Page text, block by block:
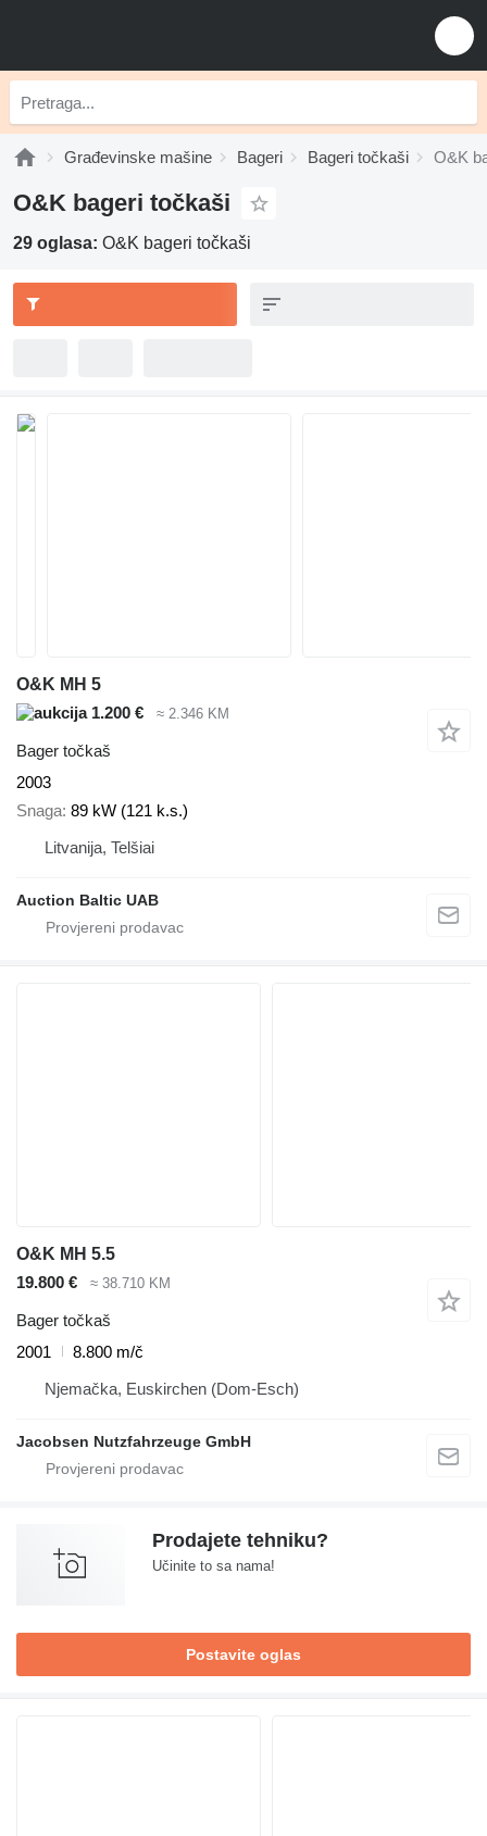
Građevinske mašine Bageri Bageri točkaši O&K
O&K bageri točkaši
29 oglasa: O&K bageri točkaši
O&K MH 5
1.200 €
≈ 2.346 KM
Bager točkaš
2003
Snaga 89 kW (121 k.s.)
Litvanija, Telšiai
Auction Baltic UAB
O&K MH 5.5
19.800 €
≈ 38.710 KM
Bager točkaš
2001
8.800 m/č
Njemačka, Euskirchen (Dom-Esch)
Jacobsen Nutzfahrzeuge GmbH
Prodajete tehniku?
Učinite to sa nama!
Postavite oglas